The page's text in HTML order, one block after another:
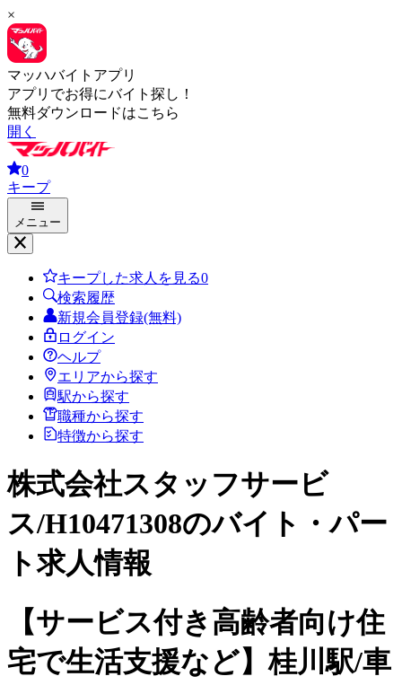
×
マッハバイトアプリ
アプリでお得にバイト探し！
無料ダウンロードはこちら
開く
0
キープ
メニュー
キープした求人を見る0
検索履歴
新規会員登録(無料)
ログイン
ヘルプ
エリアから探す
駅から探す
職種から探す
特徴から探す
株式会社スタッフサービ
ス/H10471308のバイト・パー
ト求人情報
【サービス付き高齢者向け住
宅で生活支援など】桂川駅/車